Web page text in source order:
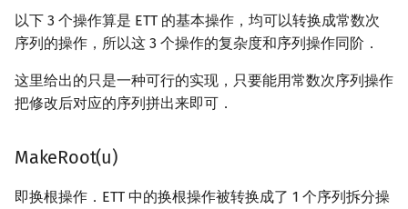
Pell 方程
以下 3 个操作算是 ETT 的基本操作，均可以转换成常数次
序列的操作，所以这 3 个操作的复杂度和序列操作同阶．
这里给出的只是一种可行的实现，只要能用常数次序列操作
把修改后对应的序列拼出来即可．
MakeRoot(u)
即换根操作．ETT 中的换根操作被转换成了 1 个序列拆分操